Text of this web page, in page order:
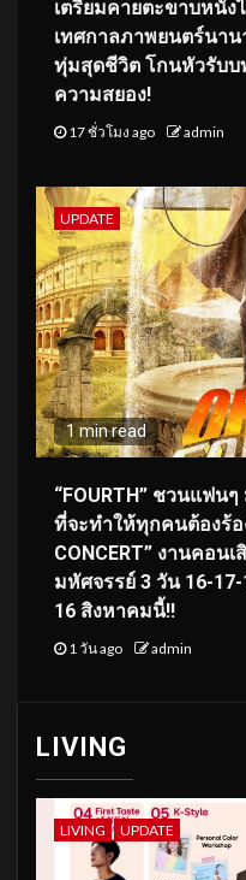
เตรียมคายตะขาบหนั
เทศกาลภาพยนตร์นาน
ทุ่มสุดชีวิต โกนหัวรับ
ความสยอง!
17 ชั่วโมง ago admin
UPDATE
1 min read
“FOURTH” ชวนแฟน
ที่จะทำให้ทุกคนต้องร้อ
CONCERT” งานคอน
มหัศจรรย์ 3 วัน 16-
16 สิงหาคมนี้!!
1 วัน ago admin
LIVING
LIVING UPDATE